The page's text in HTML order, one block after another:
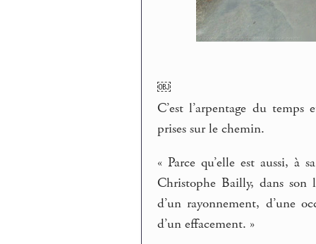
￼
C’est l’arpentage du
prises sur le chemin.
« Parce qu’elle est aussi, à
Christophe Bailly, dans
d’un rayonnement, d’une
d’un effacement. »